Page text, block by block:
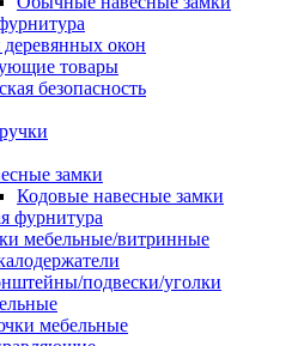
деревянных окон
товары
безопасность
замки
Кодовые навесные замки
фурнитура
мебельные/витринные
подвески/уголки
мебельные